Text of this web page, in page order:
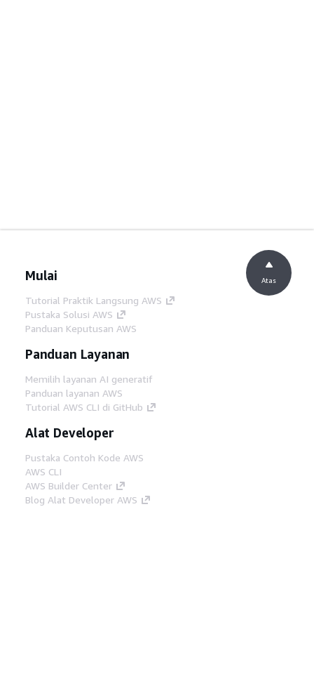
Mulai
Tutorial Praktik Langsung AWS
Pustaka Solusi AWS
Panduan Keputusan AWS
Panduan Layanan
Memilih layanan AI generatif
Panduan layanan AWS
Tutorial AWS CLI di GitHub
Alat Developer
Pustaka Contoh Kode AWS
AWS CLI
AWS Builder Center
Blog Alat Developer AWS
Atas